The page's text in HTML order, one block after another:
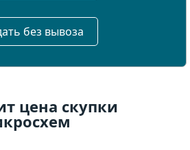
без вывоза
цена скупки